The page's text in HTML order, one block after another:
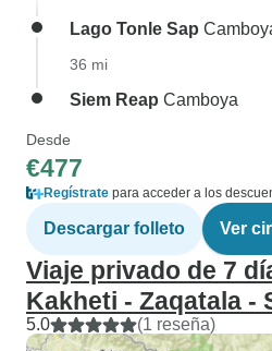
Lago Tonle Sap
36 mi
Siem Reap Camboya
Desde
€477
Regístrate para acceder a los
Descargar folleto Ver
Viaje privado de 7
Kakheti - Zaqatala -
5.0 (1 reseña)